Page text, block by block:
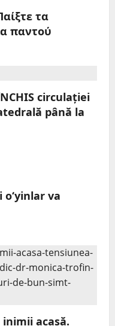
τα
παντού
circulației
până la
va
acasă.